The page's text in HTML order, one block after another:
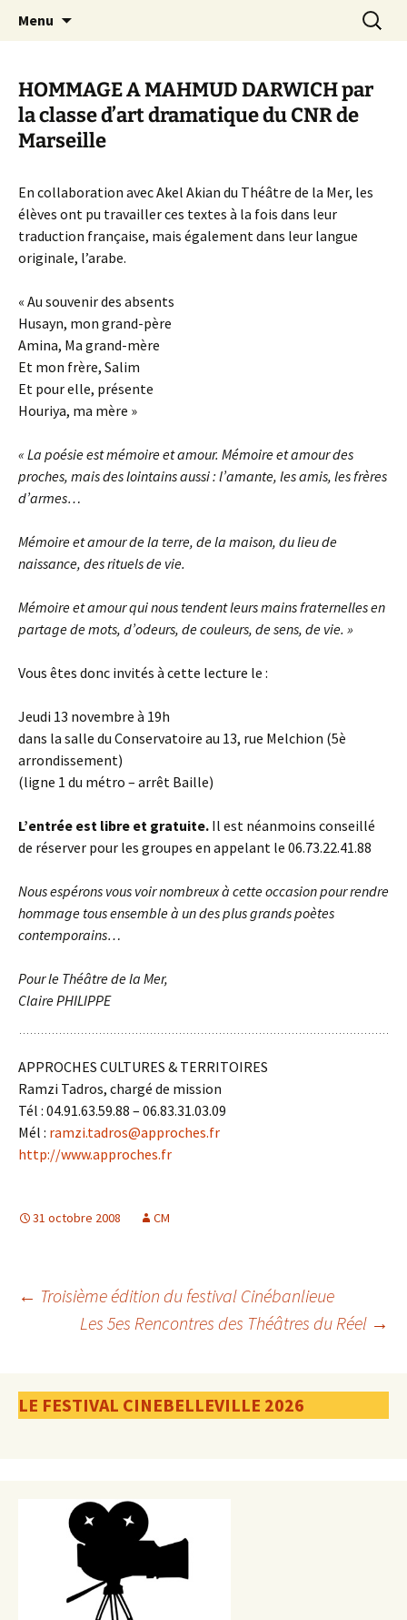
Canal Marches
Menu
HOMMAGE A MAHMUD DARWICH par
la classe d’art dramatique du CNR de
Marseille
En collaboration avec Akel Akian du Théâtre de la Mer, les
élèves ont pu travailler ces textes à la fois dans leur
traduction française, mais également dans leur langue
originale, l’arabe.
« Au souvenir des absents
Husayn, mon grand-père
Amina, Ma grand-mère
Et mon frère, Salim
Et pour elle, présente
Houriya, ma mère »
« La poésie est mémoire et amour. Mémoire et amour des
proches, mais des lointains aussi : l’amante, les amis, les frères
d’armes…
Mémoire et amour de la terre, de la maison, du lieu de
naissance, des rituels de vie.
Mémoire et amour qui nous tendent leurs mains fraternelles en
partage de mots, d’odeurs, de couleurs, de sens, de vie. »
Vous êtes donc invités à cette lecture le :
Jeudi 13 novembre à 19h
dans la salle du Conservatoire au 13, rue Melchion (5è
arrondissement)
(ligne 1 du métro – arrêt Baille)
L’entrée est libre et gratuite. Il est néanmoins conseillé
de réserver pour les groupes en appelant le 06.73.22.41.88
Nous espérons vous voir nombreux à cette occasion pour rendre
hommage tous ensemble à un des plus grands poètes
contemporains…
Pour le Théâtre de la Mer,
Claire PHILIPPE
APPROCHES CULTURES & TERRITOIRES
Ramzi Tadros, chargé de mission
Tél : 04.91.63.59.88 – 06.83.31.03.09
Mél : ramzi.tadros@approches.fr
http://www.approches.fr
31 octobre 2008 CM
Navigation
articles
← Troisième édition du festival Cinébanlieue
Les 5es Rencontres des Théâtres du Réel →
LE FESTIVAL CINEBELLEVILLE 2026